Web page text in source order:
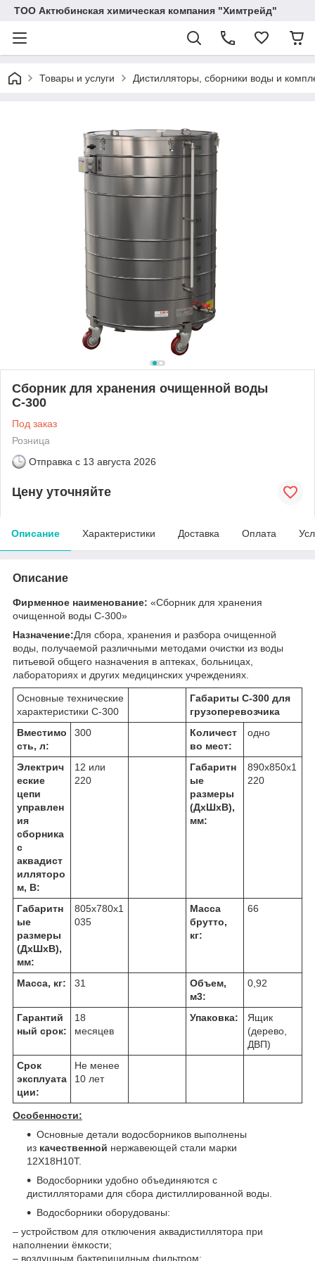
ТОО Актюбинская химическая компания "Химтрейд"
Товары и услуги Дистилляторы, сборники воды и
Сборник для хранения очищенной воды
С-300
Под заказ
Розница
Отправка с 13 августа 2026
Цену уточняйте
Описание Характеристики Доставка Оплата
Описание
Фирменное наименование: «Сборник для хранения
очищенной воды С-300»
Назначение:Для сбора, хранения и разбора очищенной
воды, получаемой различными методами очистки из воды
питьевой общего назначения в аптеках, больницах,
лабораториях и других медицинских учреждениях.
Основные технические
характеристики С-300
Габариты С-300 для
грузоперевозчика
Вместимо
сть, л:
300
Количест
во мест:
одно
Электрич
еские
цепи
управлен
ия
сборника
с
аквадист
илляторо
м, В:
12 или
220
Габаритн
ые
размеры
(ДхШхВ),
мм:
890х850х1
220
Габаритн
ые
размеры
(ДхШхВ),
мм:
805х780х1
035
Масса
брутто,
кг:
66
Масса, кг: 31
Объем,
м3:
0,92
Гарантий
ный срок:
18
месяцев
Упаковка:
Ящик
(дерево,
ДВП)
Срок
эксплуата
ции:
Не менее
10 лет
Особенности:
Основные детали водосборников выполнены
из качественной нержавеющей стали марки
12Х18Н10Т.
Водосборники удобно объединяются с
дистилляторами для сбора дистиллированной воды.
Водосборники оборудованы:
– устройством для отключения аквадистиллятора при
наполнении ёмкости;
– воздушным бактерицидным фильтром;